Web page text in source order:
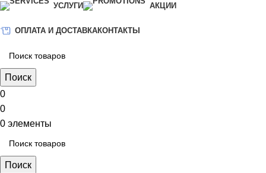
УСЛУГИ АКЦИИ
ОПЛАТА И ДОСТАВКАКОНТАКТЫ
Поиск
0
0
0 элементы
Поиск